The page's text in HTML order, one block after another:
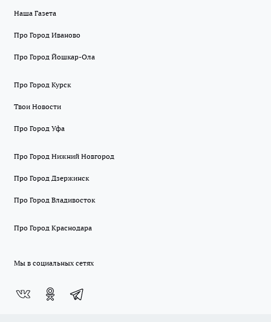
Наша Газета
Про Город Иваново
Про Город Йошкар-Ола
Про Город Курск
Твои Новости
Про Город Уфа
Про Город Нижний Новгород
Про Город Дзержинск
Про Город Владивосток
Про Город Краснодара
Мы в социальных сетях